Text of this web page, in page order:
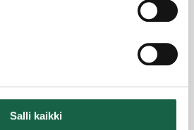
Salli kaikki
muutos on uusi mahdollisuus